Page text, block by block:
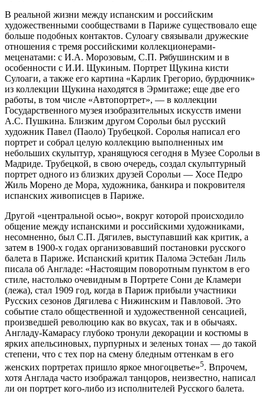
В реальной жизни между испанским и российским
художественными сообществами в Париже существовало еще
больше подобных контактов. Сулоагу связывали дружеские
отношения с тремя российскими коллекционерами-
меценатами: с И.А. Морозовым, С.П. Рябушинским и в
особенности с И.И. Щукиным. Портрет Щукина кисти
Сулоаги, а также его картина «Карлик Грегорио, бурдючник»
из коллекции Щукина находятся в Эрмитаже; еще две его
работы, в том числе «Автопортрет», — в коллекции
Государственного музея изобразительных искусств имени
А.С. Пушкина. Близким другом Сорольи был русский
художник Павел (Паоло) Трубецкой. Соролья написал его
портрет и собрал целую коллекцию выполненных им
небольших скульптур, хранящуюся сегодня в Музее Сорольи в
Мадриде. Трубецкой, в свою очередь, создал скульптурный
портрет одного из близких друзей Сорольи — Хосе Педро
Жиль Морено де Мора, художника, банкира и покровителя
испанских живописцев в Париже.
Другой «центральной осью», вокруг которой происходило
общение между испанскими и российскими художниками,
несомненно, был С.П. Дягилев, выступавший как критик, а
затем в 1900-х годах организовавший постановки русского
балета в Париже. Испанский критик Палома Эстебан Лиль
писала об Англаде: «Настоящим поворотным пунктом в его
стиле, настолько очевидным в Портрете Сони де Кламери
(лежа), стал 1909 год, когда в Париж прибыли участники
Русских сезонов Дягилева с Нижинским и Павловой. Это
событие стало общественной и художественной сенсацией,
произведшей революцию как во вкусах, так и в обычаях.
Англаду-Камарасу глубоко тронули декорации и костюмы в
ярких апельсиновых, пурпурных и зеленых тонах — до такой
степени, что с тех пор на смену бледным оттенкам в его
женских портретах пришло яркое многоцветье»5. Впрочем,
хотя Англада часто изображал танцоров, неизвестно, написал
ли он портрет кого-либо из исполнителей Русского балета.